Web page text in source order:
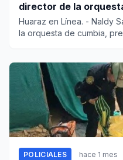
director de la
tocamientos
Huaraz en Línea. - Naldy
la orquesta de cumbia,
POLICIALES hace 1 mes